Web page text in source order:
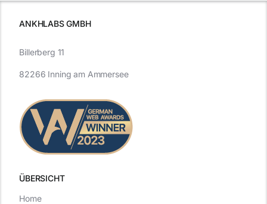
ANKHLABS GMBH
ÜBERSICHT
Billerberg 11
82266 Inning am Ammersee
Home